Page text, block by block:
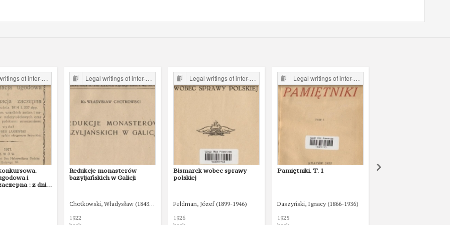
period form the Legal Faculty Library JU
i
: z dnia
i polskiemi
Legal writings of inter-war period form the Legal Faculty Library JU
Redukcje monasterów
bazyljańskich w Galicji
Chotkowski, Władysław (1843-1926)
1922
Legal writings of inter-war period form the Legal Faculty Library JU
Bismarck wobec sprawy
polskiej
Feldman, Józef (1899-1946)
1926
Legal writings of inter-war period form the Legal Faculty Library JU
Pamiętniki. T. 1
Daszyński, Ignacy (1866-1936)
1925